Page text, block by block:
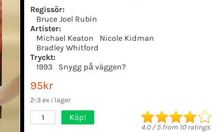
Regissör:
Bruce Joel Rubin
Artister:
Michael Keaton
Nicole Kidman
Bradley Whitford
Tryckt:
1993
Snygg på väggen?
95kr
2-3 ex i lager
1 Köp!
4.0/5from 10ratings